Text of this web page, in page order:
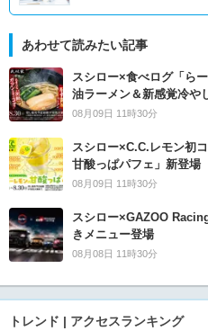
あわせて読みたい記事
スシロー×食べログ「ら
油ラーメン＆新感覚冷や
08月09日 11時30分
スシロー×C.C.レモン初
甘酸っぱパフェ」新登場
08月09日 11時30分
スシロー×GAZOO
きメニュー登場
08月08日 11時30分
トレンド | アクセスランキング